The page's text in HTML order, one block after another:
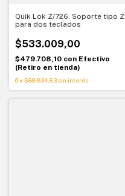
Quik Lok Z/726. Soporte tipo Z
para dos teclados
$533.009,00
$479.708,10 con Efectivo
(Retiro en tienda)
6x $88.834,83 sin interés